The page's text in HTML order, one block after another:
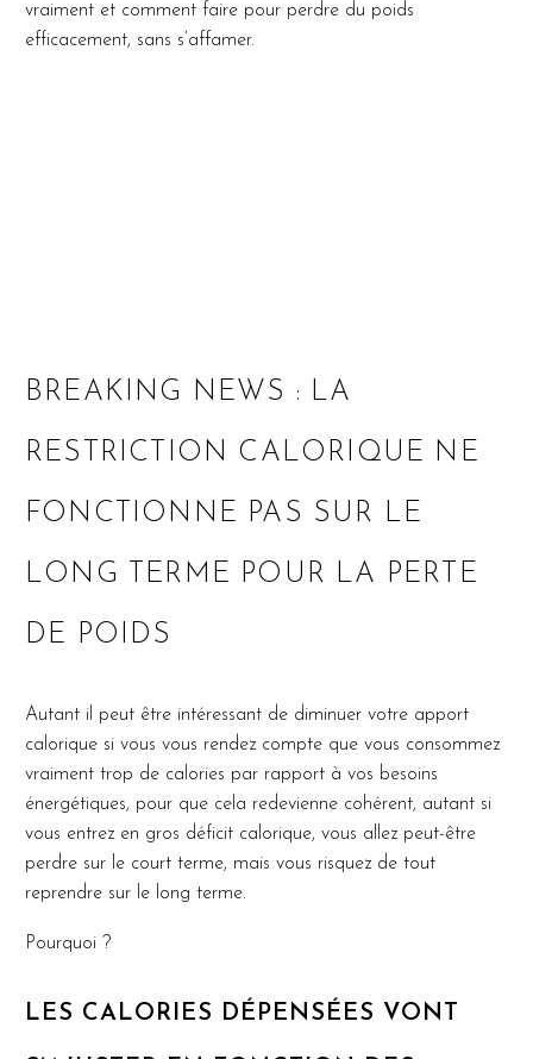
vraiment et comment faire pour perdre du poids
efficacement, sans s’affamer.
BREAKING NEWS : LA
RESTRICTION CALORIQUE NE
FONCTIONNE PAS SUR LE
LONG TERME POUR LA PERTE
DE POIDS
Autant il peut être intéressant de diminuer votre apport
calorique si vous vous rendez compte que vous consommez
vraiment trop de calories par rapport à vos besoins
énergétiques, pour que cela redevienne cohérent, autant si
vous entrez en gros déficit calorique, vous allez peut-être
perdre sur le court terme, mais vous risquez de tout
reprendre sur le long terme.
Pourquoi ?
LES CALORIES DÉPENSÉES VONT